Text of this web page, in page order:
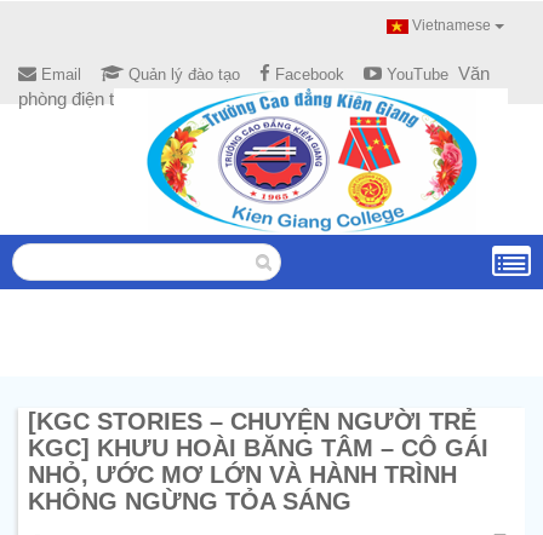
Vietnamese
Email Quản lý đào tạo Facebook YouTube Văn
phòng điện tử
[KGC STORIES – CHUYỆN NGƯỜI TRẺ
KGC] KHƯU HOÀI BĂNG TÂM – CÔ GÁI
NHỎ, ƯỚC MƠ LỚN VÀ HÀNH TRÌNH
KHÔNG NGỪNG TỎA SÁNG